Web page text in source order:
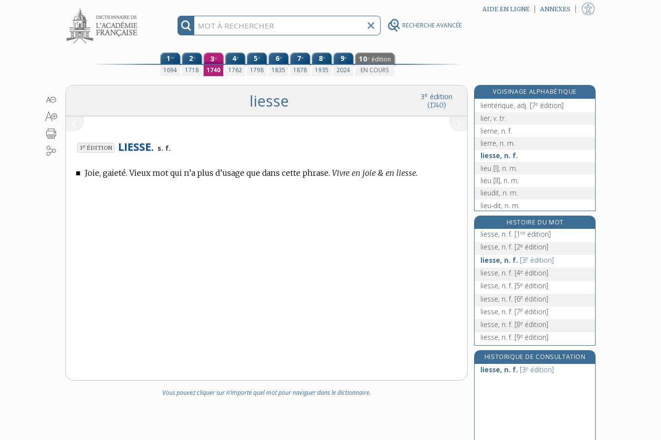
RECHERCHE AVANCÉE
Aller au contenu AIDE EN LIGNE ANNEXES
1re
1694
2e
1718
3e
1740
4e
1762
5e
1798
6e
1835
7e
1878
8e
1935
9e
2024
10e édition
EN COURS
3e édition
(1740)
liesse
3e ÉDITION LIESSE. s. f.
■ Joie, gaieté. Vieux mot qui n’a plus d’usage que dans cette phrase. Vivre en joie & en liesse.
Vous pouvez cliquer sur n’importe quel mot pour naviguer dans le dictionnaire.
VOISINAGE ALPHABÉTIQUE
lienterie, n. f.[7 eédition]
lientérique, adj. [7e édition]
lier, v. tr.
lierne, n. f.
lierre, n. m.
liesse, n. f.
lieu [I], n. m.
lieu [II], n. m.
lieudit, n. m.
lieu-dit, n. m.
lieue, n. f.
lieur, -euse, n.
lieutenance, n. f.
lieutenant, n. m.
HISTOIRE DU MOT
liesse, n. f. [1 re édition]
liesse, n. f. [2e édition]
liesse, n. f. [3e édition]
liesse, n. f. [4e édition]
liesse, n. f. [5e édition]
liesse, n. f. [6e édition]
liesse, n. f. [7e édition]
liesse, n. f. [8e édition]
liesse, n. f. [9e édition]
HISTORIQUE DE CONSULTATION
liesse, n. f. [3e édition]